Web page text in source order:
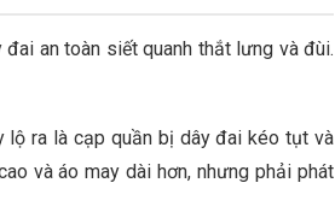
an toàn siết quanh thắt lưng và đùi.
lộ ra là cạp quần bị dây đai kéo tụt và
và áo may dài hơn, nhưng phải phát